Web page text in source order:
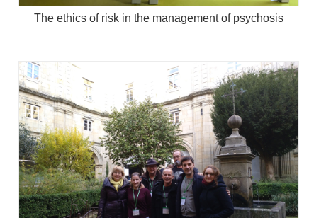
The ethics of risk in the management of psychosis